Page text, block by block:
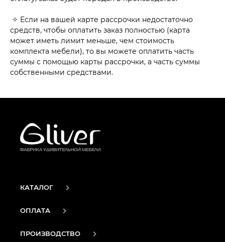
✧ Если на вашей карте рассрочки недостаточно
средств, чтобы оплатить заказ полностью (карта
может иметь лимит меньше, чем стоимость
комплекта мебели), то вы можете оплатить часть
суммы с помощью карты рассрочки, а часть суммы
собственными средствами.
КАТАЛОГ
ОПЛАТА
ПРОИЗВОДСТВО